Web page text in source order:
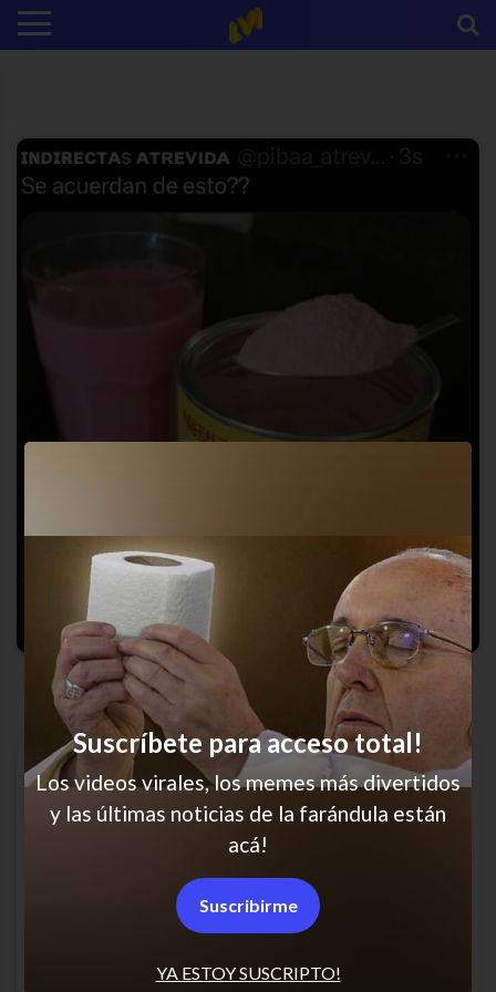
No era tan rico
YA ESTOY SUSCRIPTO!
Suscríbete para acceso total!
Los videos virales, los memes más divertidos
y las últimas noticias de la farándula están
acá!
Suscribirme